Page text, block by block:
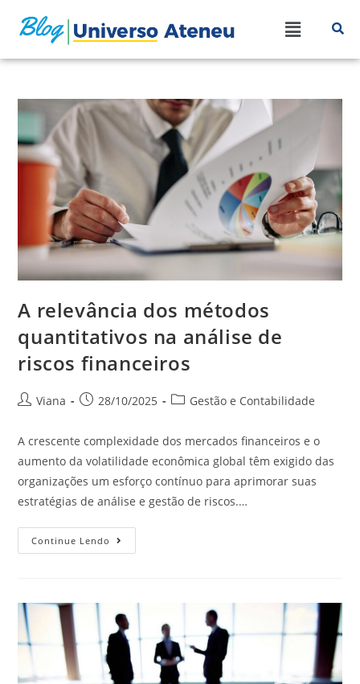
A relevância dos métodos
quantitativos na análise de
riscos financeiros
Viana 28/10/2025 Gestão e Contabilidade
A crescente complexidade dos mercados financeiros e o
aumento da volatilidade econômica global têm exigido das
organizações um esforço contínuo para aprimorar suas
estratégias de análise e gestão de riscos.…
Continue Lendo